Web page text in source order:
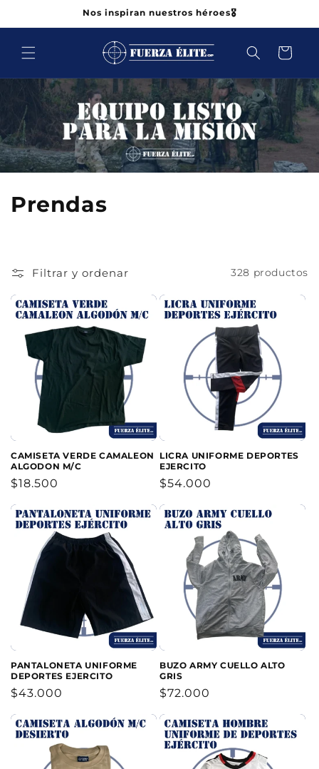
al contenido
Nos inspiran nuestros héroes🎖️
Carrito
C
c
:
Prendas
Filtrar y ordenar 328 productos
CAMISETA VERDE CAMALEON
ALGODON M/C
Precio
$18.500
LICRA UNIFORME DEPORTES
EJERCITO
Precio
$54.000
PANTALONETA UNIFORME
DEPORTES EJERCITO
Precio
$43.000
BUZO ARMY CUELLO ALTO
GRIS
Precio
$72.000